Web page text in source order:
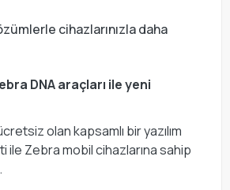
cihazlarınızla daha
DNA araçları ile yeni
olan kapsamlı bir yazılım
ile Zebra mobil cihazlarına sahip